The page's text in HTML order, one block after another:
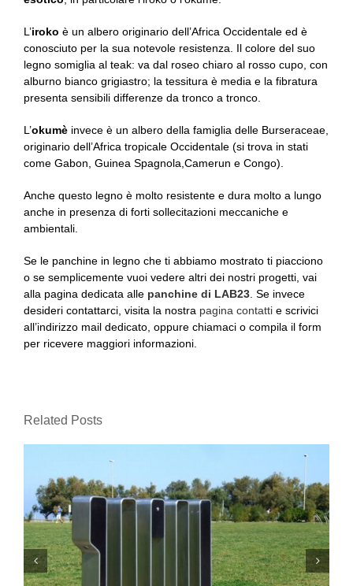
L’iroko è un albero originario dell’Africa Occidentale ed è
conosciuto per la sua notevole resistenza. Il colore del suo
legno somiglia al teak: va dal roseo chiaro al rosso cupo, con
alburno bianco grigiastro; la tessitura è media e la fibratura
presenta sensibili differenze da tronco a tronco.
L’okumè invece è un albero della famiglia delle Burseraceae,
originario dell’Africa tropicale Occidentale (si trova in stati
come Gabon, Guinea Spagnola,Camerun e Congo).
Anche questo legno è molto resistente e dura molto a lungo
anche in presenza di forti sollecitazioni meccaniche e
ambientali.
Se le panchine in legno che ti abbiamo mostrato ti piacciono
o se semplicemente vuoi vedere altri dei nostri progetti, vai
alla pagina dedicata alle panchine di LAB23 . Se invece
desideri contattarci, visita la nostra pagina contatti e scrivici
all’indirizzo mail dedicato, oppure chiamaci o compila il form
per ricevere maggiori informazioni.
Related Posts